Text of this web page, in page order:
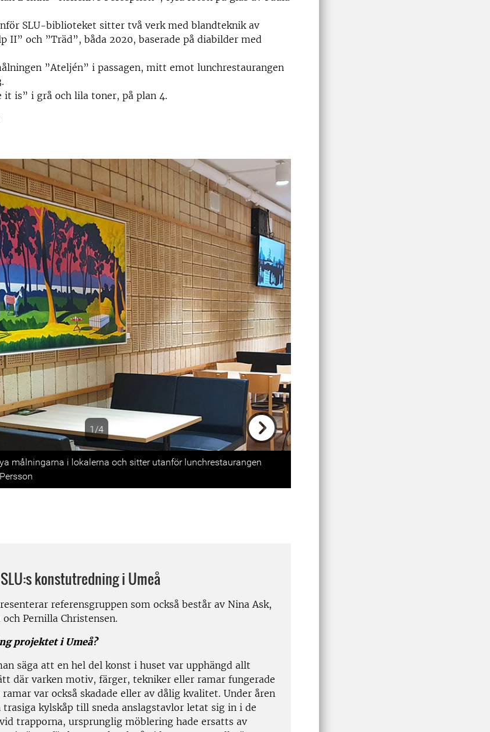
SLU-biblioteket sitter två verk med blandteknik av
II” och ”Träd”, båda 2020, baserade på diabilder med
”Ateljén” i passagen, mitt emot lunchrestaurangen
it is” i grå och lila toner, på plan 4.
1/4
målningarna i lokalerna och sitter utanför lunchrestaurangen
konstutredning i Umeå
referensgruppen som också består av Nina Ask,
Pernilla Christensen.
projektet i Umeå?
säga att en hel del konst i huset var upphängd allt
där varken motiv, färger, tekniker eller ramar fungerade
var också skadade eller av dålig kvalitet. Under åren
trasiga kylskåp till sneda anslagstavlor letat sig in i de
trapporna, ursprunglig möblering hade ersatts av